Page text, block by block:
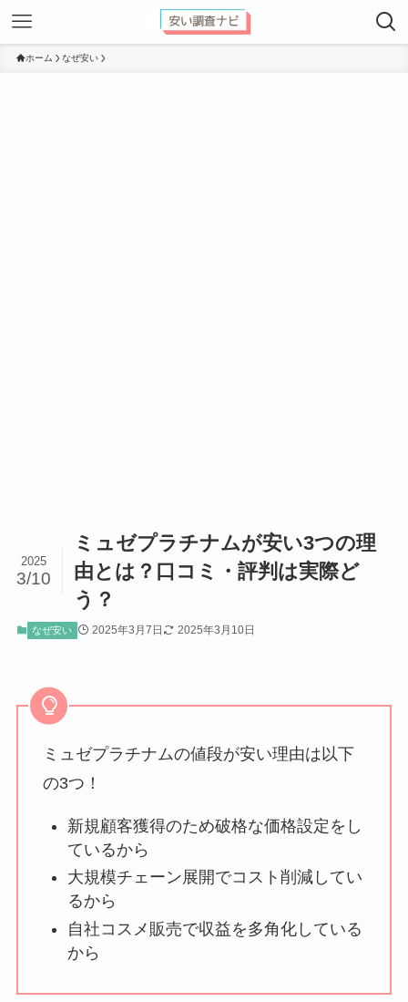
ホーム なぜ安い
ミュゼプラチナムが安い3つの理
由とは？口コミ・評判は実際ど
う？
2025
3/10
なぜ安い 2025年3月7日 2025年3月10日
ミュゼプラチナムの値段が安い理由は以下
の3つ！
新規顧客獲得のため破格な価格設定をし
ているから
大規模チェーン展開でコスト削減してい
るから
自社コスメ販売で収益を多角化している
から